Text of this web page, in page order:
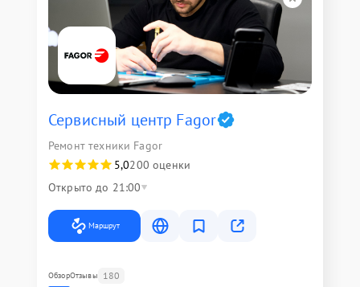
Сервисный центр Fagor
Ремонт техники Fagor
5,0200 оценки
Открыто до 21:00
Маршрут
ОбзорОтзывы 180